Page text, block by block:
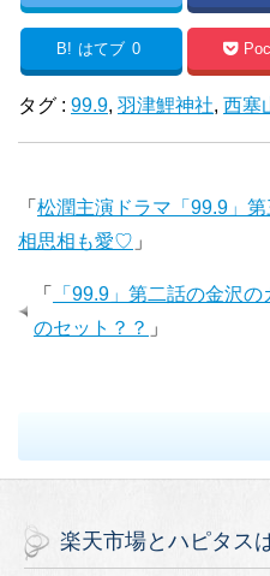
B! はてブ 0
タグ : 99.9, 羽津鯉神社, 西塞
「 松潤主演ドラマ「99.9」第
相思相も愛♡ 」
「
「99.9」第二話の金沢
のセット？？ 」
楽天市場とハピタス